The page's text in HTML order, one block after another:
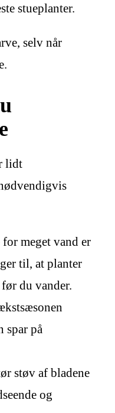
stueplanter.
selv når
lidt
meget vand er
til, at planter
du vander.
spar på
støv af bladene
og